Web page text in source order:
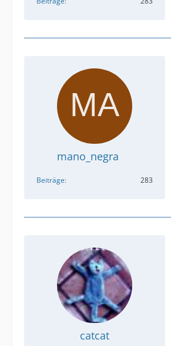
mano_negra
Beiträge 283
catcat